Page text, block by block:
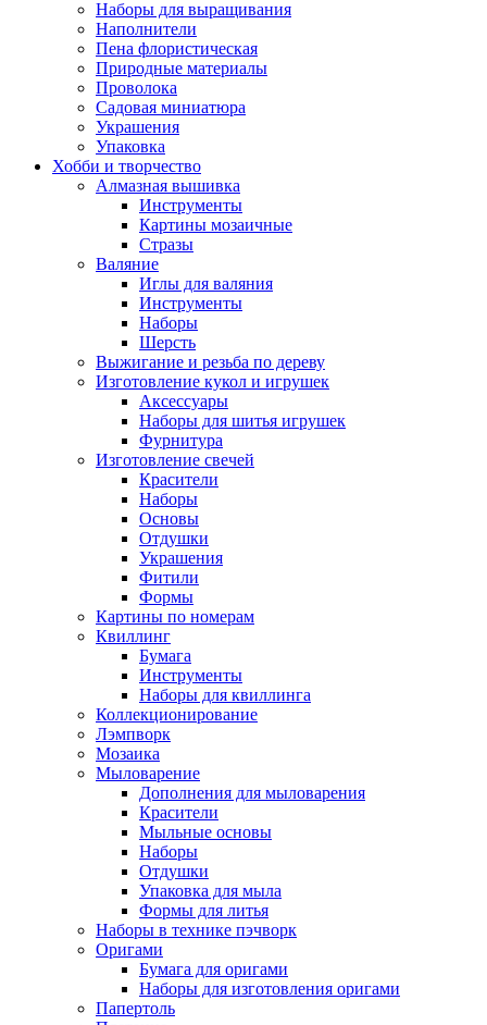
Наборы для выращивания
Наполнители
Пена флористическая
Природные материалы
Проволока
Садовая миниатюра
Украшения
Упаковка
Хобби и творчество
Алмазная вышивка
Инструменты
Картины мозаичные
Стразы
Валяние
Иглы для валяния
Инструменты
Наборы
Шерсть
Выжигание и резьба по дереву
Изготовление кукол и игрушек
Аксессуары
Наборы для шитья игрушек
Фурнитура
Изготовление свечей
Красители
Наборы
Основы
Отдушки
Украшения
Фитили
Формы
Картины по номерам
Квиллинг
Бумага
Инструменты
Наборы для квиллинга
Коллекционирование
Лэмпворк
Мозаика
Мыловарение
Дополнения для мыловарения
Красители
Мыльные основы
Наборы
Отдушки
Упаковка для мыла
Формы для литья
Наборы в технике пэчворк
Оригами
Бумага для оригами
Наборы для изготовления оригами
Папертоль